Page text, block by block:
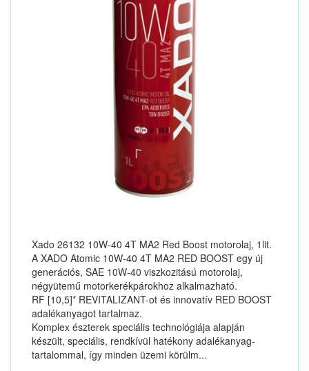
Xado 26132 10W-40 4T MA2 Red Boost motorolaj, 1lit.
A XADO Atomic 10W-40 4T MA2 RED BOOST egy új
generációs, SAE 10W-40 viszkozitású motorolaj,
négyütemű motorkerékpárokhoz alkalmazható.
RF [10,5]* REVITALIZANT-ot és innovatív RED BOOST
adalékanyagot tartalmaz.
Komplex észterek speciális technológiája alapján
készült, speciális, rendkívül hatékony adalékanyag-
tartalommal, így minden üzemi körülm...